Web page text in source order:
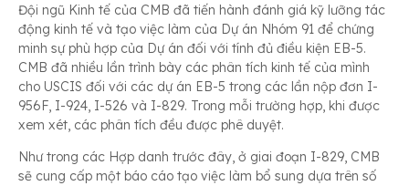
Đội ngũ Kinh tế của CMB đã tiến hành đánh giá kỹ lưỡng tác
động kinh tế và tạo việc làm của Dự án Nhóm 91 để chứng
minh sự phù hợp của Dự án đối với tính đủ điều kiện EB-5.
CMB đã nhiều lần trình bày các phân tích kinh tế của mình
cho USCIS đối với các dự án EB-5 trong các lần nộp đơn I-
956F, I-924, I-526 và I-829. Trong mỗi trường hợp, khi được
xem xét, các phân tích đều được phê duyệt.
Như trong các Hợp danh trước đây, ở giai đoạn I-829, CMB
sẽ cung cấp một báo cáo tạo việc làm bổ sung dựa trên số